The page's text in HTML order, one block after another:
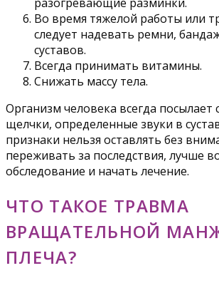
Во время тяжелой работы или
следует надевать ремни,
суставов.
Всегда принимать витамины.
Снижать массу тела.
Организм человека всегда посылает
щелчки, определенные звуки в
признаки нельзя оставлять без
переживать за последствия, лучше
обследование и начать лечение.
ЧТО ТАКОЕ ТРАВМА
ВРАЩАТЕЛЬНОЙ
ПЛЕЧА?